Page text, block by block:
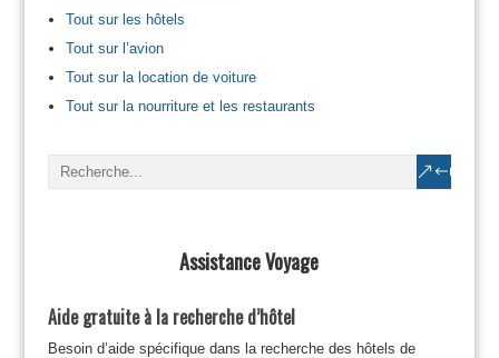
Tout sur les hôtels
Tout sur l’avion
Tout sur la location de voiture
Tout sur la nourriture et les restaurants
Assistance Voyage
Aide gratuite à la recherche d’hôtel
Besoin d’aide spécifique dans la recherche des hôtels de